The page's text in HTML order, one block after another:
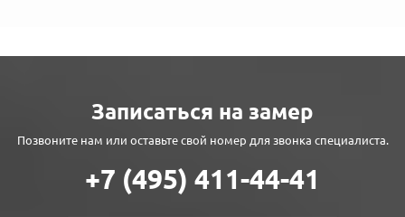
Записаться на замер
Позвоните нам или оставьте свой номер для звонка специалиста.
+7 (495) 411-44-41